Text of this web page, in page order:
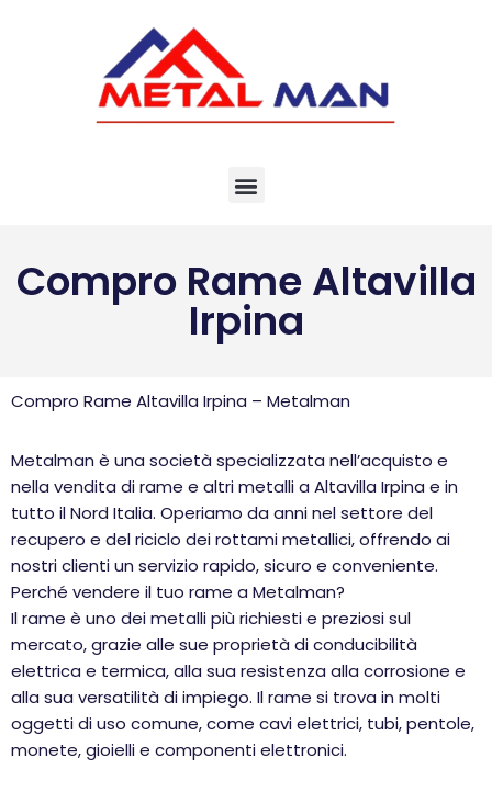
Compro Rame Altavilla
Irpina
Compro Rame Altavilla Irpina – Metalman
Metalman è una società specializzata nell’acquisto e
nella vendita di rame e altri metalli a Altavilla Irpina e in
tutto il Nord Italia. Operiamo da anni nel settore del
recupero e del riciclo dei rottami metallici, offrendo ai
nostri clienti un servizio rapido, sicuro e conveniente.
Perché vendere il tuo rame a Metalman?
Il rame è uno dei metalli più richiesti e preziosi sul
mercato, grazie alle sue proprietà di conducibilità
elettrica e termica, alla sua resistenza alla corrosione e
alla sua versatilità di impiego. Il rame si trova in molti
oggetti di uso comune, come cavi elettrici, tubi, pentole,
monete, gioielli e componenti elettronici.